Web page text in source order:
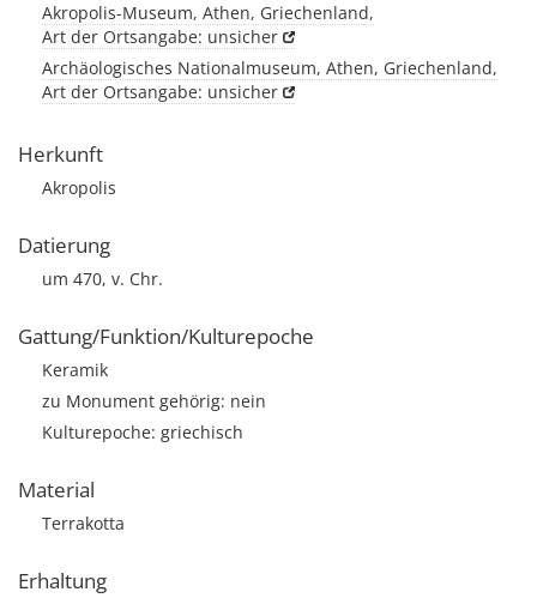
Akropolis-Museum, Athen, Griechenland,
Art der Ortsangabe: unsicher
Archäologisches Nationalmuseum, Athen, Griechenland,
Art der Ortsangabe: unsicher
Herkunft
Akropolis
Datierung
um 470, v. Chr.
Gattung/Funktion/Kulturepoche
Keramik
zu Monument gehörig: nein
Kulturepoche: griechisch
Material
Terrakotta
Erhaltung